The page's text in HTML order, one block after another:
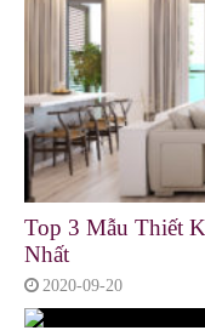
Top 3 Mẫu Thiết
Nhất
2020-09-20